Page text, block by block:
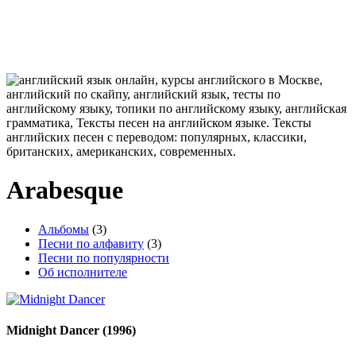
Arabesque
Альбомы (3)
Песни по алфавиту (3)
Песни по популярности
Об исполнителе
Midnight Dancer (1996)